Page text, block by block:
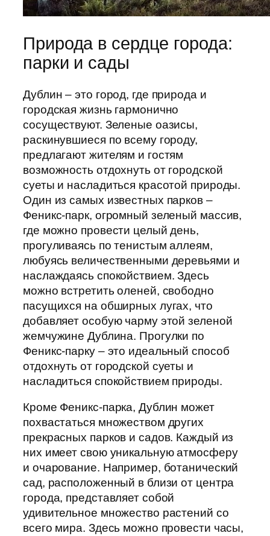
Природа в сердце города:
парки и сады
Дублин – это город, где природа и
городская жизнь гармонично
сосуществуют. Зеленые оазисы,
раскинувшиеся по всему городу,
предлагают жителям и гостям
возможность отдохнуть от городской
суеты и насладиться красотой природы.
Один из самых известных парков –
Феникс-парк, огромный зеленый массив,
где можно провести целый день,
прогуливаясь по тенистым аллеям,
любуясь величественными деревьями и
наслаждаясь спокойствием. Здесь
можно встретить оленей, свободно
пасущихся на обширных лугах, что
добавляет особую чарму этой зеленой
жемчужине Дублина. Прогулки по
Феникс-парку – это идеальный способ
отдохнуть от городской суеты и
насладиться спокойствием природы.
Кроме Феникс-парка, Дублин может
похвастаться множеством других
прекрасных парков и садов. Каждый из
них имеет свою уникальную атмосферу
и очарование. Например, ботанический
сад, расположенный в близи от центра
города, представляет собой
удивительное множество растений со
всего мира. Здесь можно провести часы,